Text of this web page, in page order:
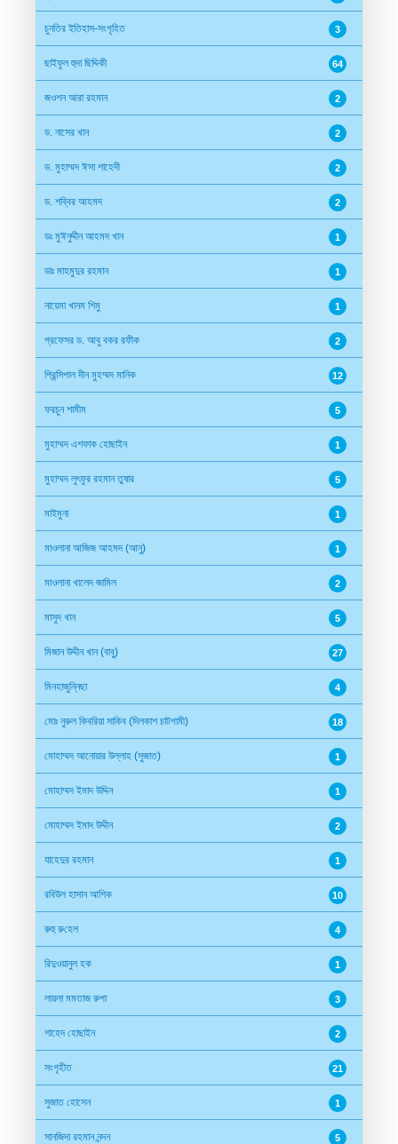
চুনতির ইতিহাস-সংগৃহিত 3
ছাইফুল হুদা ছিদ্দিকী 64
জওশন আরা রহমান 2
ড. নাসের খান 2
ড. মুহাম্মদ ঈসা শাহেদী 2
ড. শব্বির আহমদ 2
ডঃ মুঈনুদ্দীন আহমদ খান 1
ডাঃ মাহমুদুর রহমান 1
নায়েমা খানম শিমু 1
প্রফেসর ড. আবু বকর রফীক 2
প্রিন্সিপাল দীন মুহম্মদ মানিক 12
ফরচুন শামীম 5
মুহাম্মদ এশফাক হোছাইন 1
মুহাম্মদ লুৎফুর রহমান তুষার 5
মাইমুনা 1
মাওলানা আজিজ আহমদ (আনু) 1
মাওলানা খালেদ জামিল 2
মাসুদ খান 5
মিজান উদ্দীন খান (বাবু) 27
মিনহাজুন্নিছা 4
মোঃ নুরুল কিবরিয়া সাকিব (দিলকাশ চাটগামী) 18
মোহাম্মদ আনোয়ার উল্লাহ (সুজাত) 1
মোহাম্মদ ইমাদ উদ্দিন 1
মোহাম্মদ ইমাদ উদ্দীন 2
যাহেদুর রহমান 1
রবিউল হাসান আশিক 10
রুহু রু‌হেল 4
রিদুওয়ানুল হক 1
লায়লা মমতাজ রুপা 3
শাহেদ হোছাইন 2
সংগৃহীত 21
সুজাত হোসেন 1
সানজিদা রহমান নন্দন 5